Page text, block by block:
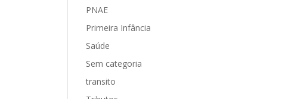
PNAE
Primeira Infância
Saúde
Sem categoria
transito